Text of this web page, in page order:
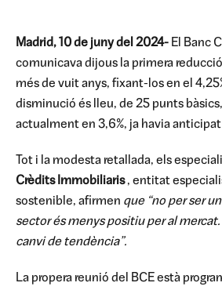
Madrid, 10 de juny del 2024- El Banc
comunicava dijous la primera
més de vuit anys, fixant-los en el
disminució és lleu, de 25 punts
actualment en 3,6%, ja havia
Tot i la modesta retallada, els
Crèdits Immobiliaris, entitat
sostenible, afirmen que “no per ser
sector és menys positiu per al
canvi de tendència”.
La propera reunió del BCE està